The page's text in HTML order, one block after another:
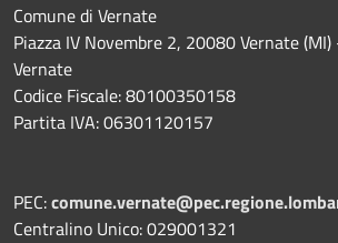
Comune di Vernate
Piazza IV Novembre 2, 20080 Vernate
Vernate
Codice Fiscale: 80100350158
Partita IVA: 06301120157
PEC:
Centralino Unico: 029001321